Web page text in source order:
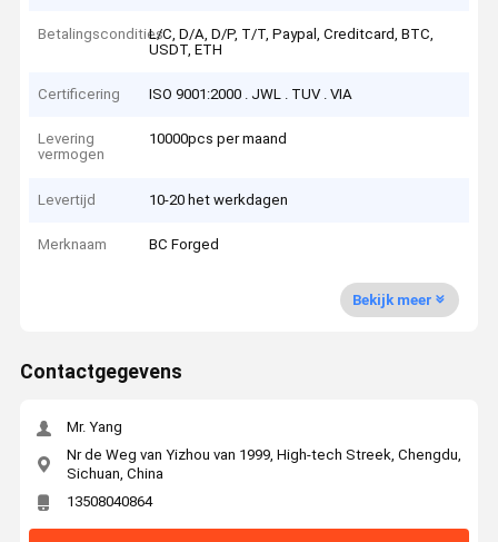
BetalingsconditiesL/C, D/A, D/P, T/T, Paypal, Creditcard, BTC,
USDT, ETH
Certificering ISO 9001:2000 . JWL . TUV . VIA
Levering
vermogen
10000pcs per maand
Levertijd 10-20 het werkdagen
Merknaam BC Forged
Bekijk meer
Contactgegevens
Mr. Yang
Nr de Weg van Yizhou van 1999, High-tech Streek, Chengdu,
Sichuan, China
13508040864